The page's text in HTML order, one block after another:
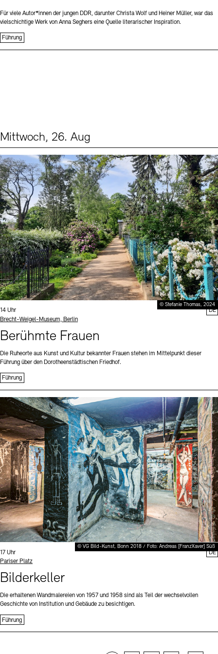
Für viele Autor*innen der jungen DDR, darunter Christa Wolf und Heiner Müller, war das
vielschichtige Werk von Anna Seghers eine Quelle literarischer Inspiration.
Führung
Mittwoch, 26. Aug
© Stefanie Thomas, 2024
Uhrzeit:
14 Uhr
Standort
Brecht-Weigel-Museum, Berlin
Berühmte Frauen
Die Ruheorte aus Kunst und Kultur bekannter Frauen stehen im Mittelpunkt dieser
Führung über den Dorotheenstädtischen Friedhof.
Führung
DE
© VG Bild-Kunst, Bonn 2018 / Foto: Andreas [FranzXaver] Süß
Uhrzeit:
17 Uhr
Standort
Pariser Platz
Bilderkeller
Die erhaltenen Wandmalereien von 1957 und 1958 sind als Teil der wechselvollen
Geschichte von Institution und Gebäude zu besichtigen.
Führung
DE